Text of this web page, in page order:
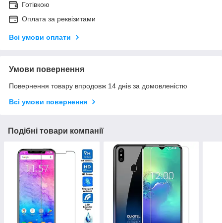
Готівкою
Оплата за реквізитами
Всі умови оплати
Умови повернення
Повернення товару впродовж 14 днів за домовленістю
Всі умови повернення
Подібні товари компанії